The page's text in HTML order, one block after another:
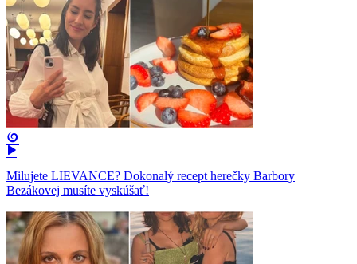
Milujete LIEVANCE? Dokonalý recept herečky Barbory
Bezákovej musíte vyskúšať!